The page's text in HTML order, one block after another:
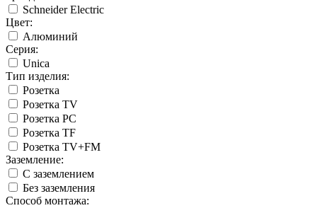
Schneider Electric
Цвет:
Алюминий
Серия:
Unica
Тип изделия:
Розетка
Розетка TV
Розетка PC
Розетка TF
Розетка TV+FM
Заземление:
С заземлением
Без заземления
Способ монтажа: